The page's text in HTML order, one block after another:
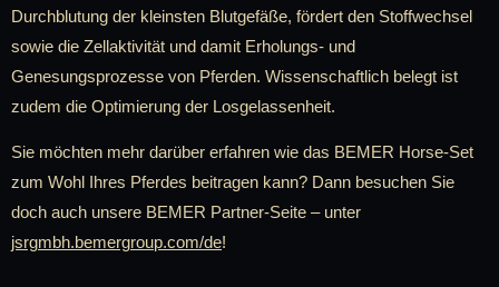
Durchblutung der kleinsten Blutgefäße, fördert den Stoffwechsel
sowie die Zellaktivität und damit Erholungs- und
Genesungsprozesse von Pferden. Wissenschaftlich belegt ist
zudem die Optimierung der Losgelassenheit.
Sie möchten mehr darüber erfahren wie das BEMER Horse-Set
zum Wohl Ihres Pferdes beitragen kann? Dann besuchen Sie
doch auch unsere BEMER Partner-Seite – unter
jsrgmbh.bemergroup.com/de!